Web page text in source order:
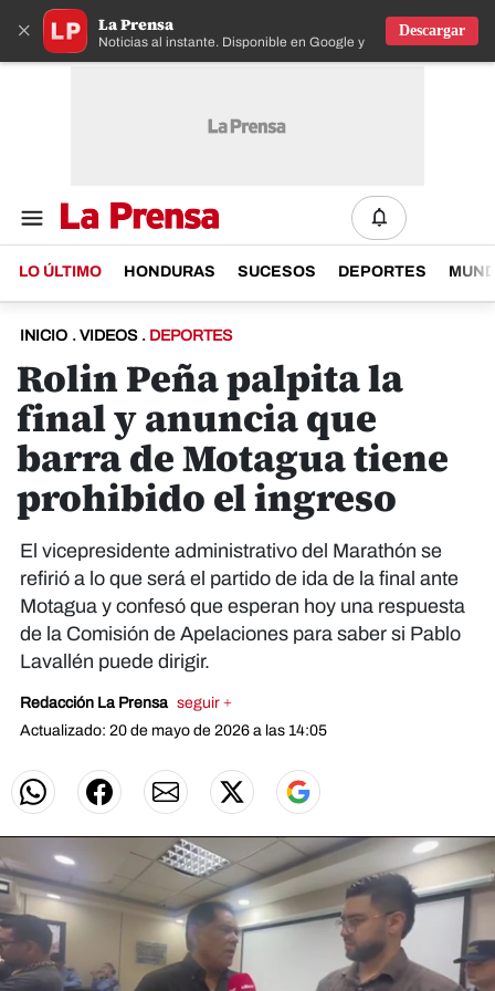
× La Prensa
Noticias al instante. Disponible en Google y IOS
Descargar
LO ÚLTIMO HONDURAS SUCESOS DEPORTES
INICIO . VIDEOS . DEPORTES
Rolin Peña palpita la
final y anuncia que
barra de Motagua tiene
prohibido el ingreso
El vicepresidente administrativo del Marathón se
refirió a lo que será el partido de ida de la final ante
Motagua y confesó que esperan hoy una respuesta
de la Comisión de Apelaciones para saber si Pablo
Lavallén puede dirigir.
Redacción La Prensa seguir +
Actualizado: 20 de mayo de 2026 a las 14:05